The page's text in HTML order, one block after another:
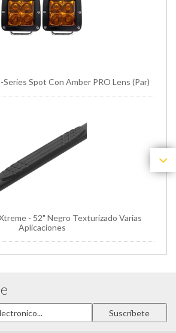
Series Spot Con Amber PRO Lens (Par)
- 52" Negro Texturizado Varias
Aplicaciones